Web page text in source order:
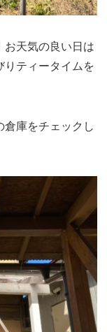
お天気の良い日は
りティータイムを
庫をチェックし